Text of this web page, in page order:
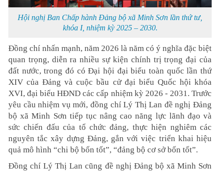
Hội nghị Ban Chấp hành Đảng bộ xã Minh Sơn lần thứ tư,
khóa I, nhiệm kỳ 2025 – 2030.
Đồng chí nhấn mạnh, năm 2026 là năm có ý nghĩa đặc biệt
quan trọng, diễn ra nhiều sự kiện chính trị trọng đại của
đất nước, trong đó có Đại hội đại biểu toàn quốc lần thứ
XIV của Đảng và cuộc bầu cử đại biểu Quốc hội khóa
XVI, đại biểu HĐND các cấp nhiệm kỳ 2026 - 2031. Trước
yêu cầu nhiệm vụ mới, đồng chí Lý Thị Lan đề nghị Đảng
bộ xã Minh Sơn tiếp tục nâng cao năng lực lãnh đạo và
sức chiến đấu của tổ chức đảng, thực hiện nghiêm các
nguyên tắc xây dựng Đảng, gắn với việc triển khai hiệu
quả mô hình “chi bộ bốn tốt”, “đảng bộ cơ sở bốn tốt”.
Đồng chí Lý Thị Lan cũng đề nghị Đảng bộ xã Minh Sơn